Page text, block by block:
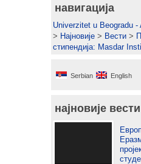
навигација
Univerzitet u Beogradu
> Најновије > Вести >
стипендија: Masdar
Serbian English
најновије вести